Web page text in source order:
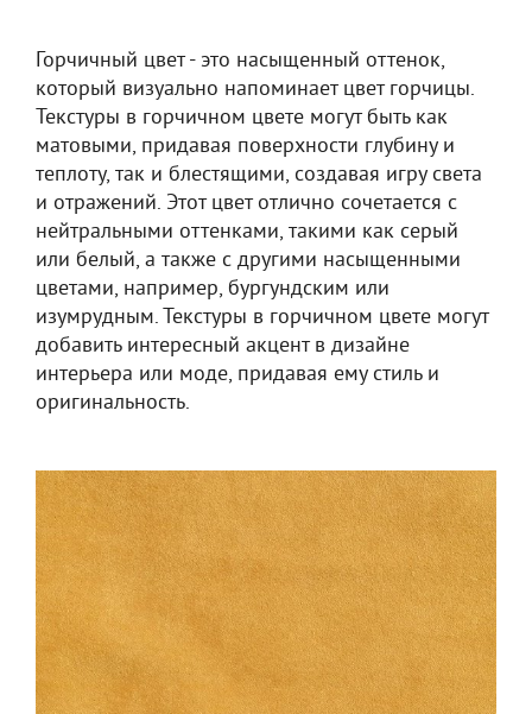
Горчичный цвет - это насыщенный оттенок,
который визуально напоминает цвет горчицы.
Текстуры в горчичном цвете могут быть как
матовыми, придавая поверхности глубину и
теплоту, так и блестящими, создавая игру света
и отражений. Этот цвет отлично сочетается с
нейтральными оттенками, такими как серый
или белый, а также с другими насыщенными
цветами, например, бургундским или
изумрудным. Текстуры в горчичном цвете могут
добавить интересный акцент в дизайне
интерьера или моде, придавая ему стиль и
оригинальность.